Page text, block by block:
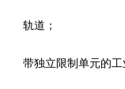
轨道；
带独立限制单元的工